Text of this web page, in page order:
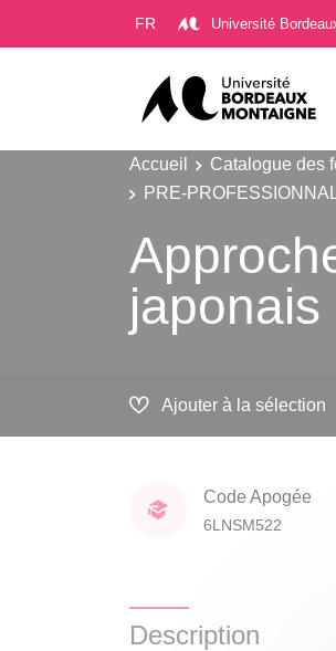
FR Université
Accueil Catalogue des
PRE-
japonais
Ajouter à la sélection
Code Apogée
6LNSM522
Description